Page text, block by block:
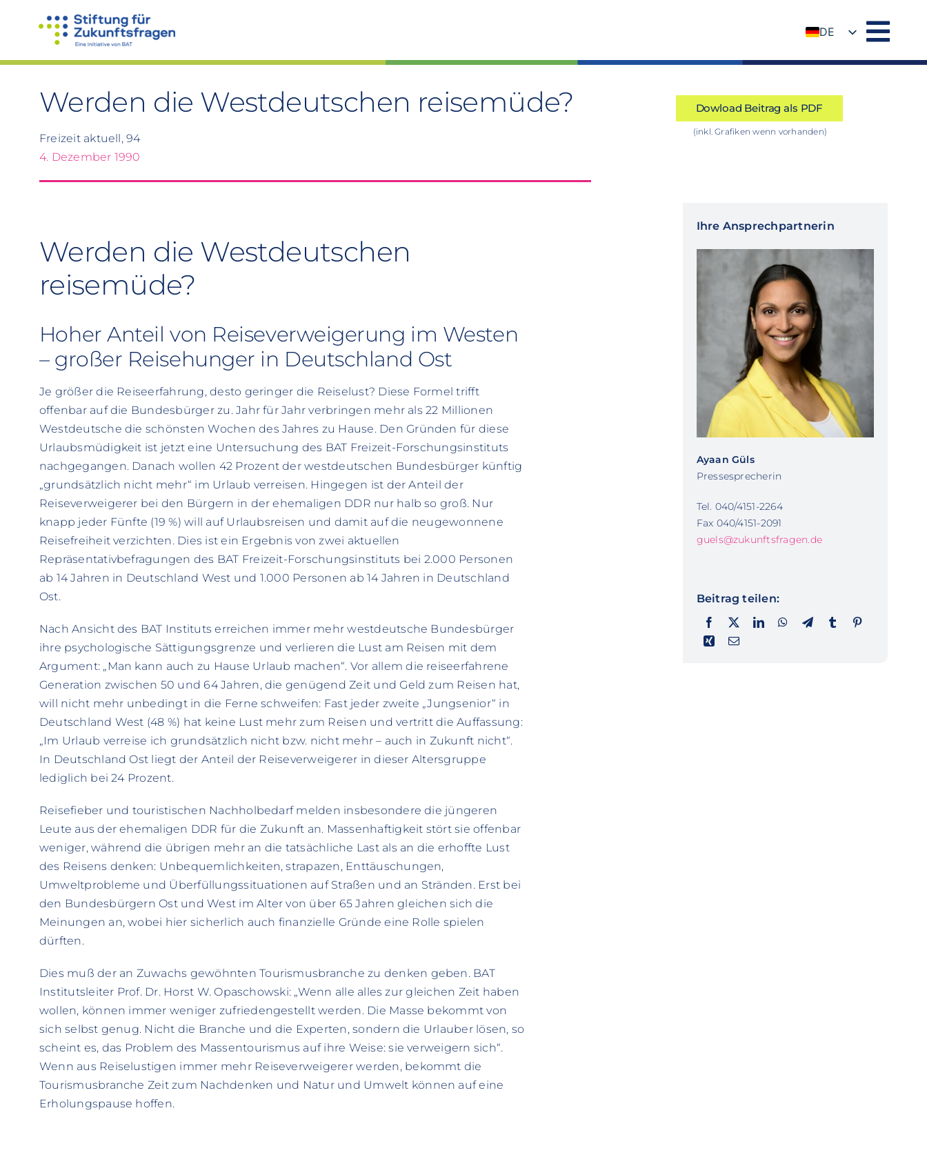
DE
Werden die Westdeutschen reisemüde?
Freizeit aktuell, 94
4. Dezember 1990
Dowload Beitrag als PDF
(inkl. Grafiken wenn vorhanden)
Werden die Westdeutschen
reisemüde?
Hoher Anteil von Reiseverweigerung im Westen
– großer Reisehunger in Deutschland Ost
Je größer die Reiseerfahrung, desto geringer die Reiselust? Diese Formel trifft
offenbar auf die Bundesbürger zu. Jahr für Jahr verbringen mehr als 22 Millionen
Westdeutsche die schönsten Wochen des Jahres zu Hause. Den Gründen für diese
Urlaubsmüdigkeit ist jetzt eine Untersuchung des BAT Freizeit-Forschungsinstituts
nachgegangen. Danach wollen 42 Prozent der westdeutschen Bundesbürger künftig
„grundsätzlich nicht mehr“ im Urlaub verreisen. Hingegen ist der Anteil der
Reiseverweigerer bei den Bürgern in der ehemaligen DDR nur halb so groß. Nur
knapp jeder Fünfte (19 %) will auf Urlaubsreisen und damit auf die neugewonnene
Reisefreiheit verzichten. Dies ist ein Ergebnis von zwei aktuellen
Repräsentativbefragungen des BAT Freizeit-Forschungsinstituts bei 2.000 Personen
ab 14 Jahren in Deutschland West und 1.000 Personen ab 14 Jahren in Deutschland
Ost.
Nach Ansicht des BAT Instituts erreichen immer mehr westdeutsche Bundesbürger
ihre psychologische Sättigungsgrenze und verlieren die Lust am Reisen mit dem
Argument: „Man kann auch zu Hause Urlaub machen“. Vor allem die reiseerfahrene
Generation zwischen 50 und 64 Jahren, die genügend Zeit und Geld zum Reisen hat,
will nicht mehr unbedingt in die Ferne schweifen: Fast jeder zweite „Jungsenior“ in
Deutschland West (48 %) hat keine Lust mehr zum Reisen und vertritt die Auffassung:
„Im Urlaub verreise ich grundsätzlich nicht bzw. nicht mehr – auch in Zukunft nicht“.
In Deutschland Ost liegt der Anteil der Reiseverweigerer in dieser Altersgruppe
lediglich bei 24 Prozent.
Reisefieber und touristischen Nachholbedarf melden insbesondere die jüngeren
Leute aus der ehemaligen DDR für die Zukunft an. Massenhaftigkeit stört sie offenbar
weniger, während die übrigen mehr an die tatsächliche Last als an die erhoffte Lust
des Reisens denken: Unbequemlichkeiten, strapazen, Enttäuschungen,
Umweltprobleme und Überfüllungssituationen auf Straßen und an Stränden. Erst bei
den Bundesbürgern Ost und West im Alter von über 65 Jahren gleichen sich die
Meinungen an, wobei hier sicherlich auch finanzielle Gründe eine Rolle spielen
dürften.
Dies muß der an Zuwachs gewöhnten Tourismusbranche zu denken geben. BAT
Institutsleiter Prof. Dr. Horst W. Opaschowski: „Wenn alle alles zur gleichen Zeit haben
wollen, können immer weniger zufriedengestellt werden. Die Masse bekommt von
sich selbst genug. Nicht die Branche und die Experten, sondern die Urlauber lösen, so
scheint es, das Problem des Massentourismus auf ihre Weise: sie verweigern sich“.
Wenn aus Reiselustigen immer mehr Reiseverweigerer werden, bekommt die
Tourismusbranche Zeit zum Nachdenken und Natur und Umwelt können auf eine
Erholungspause hoffen.
Ihre Ansprechpartnerin
Ayaan Güls
Pressesprecherin
Tel. 040/4151-2264
Fax 040/4151-2091
guels@zukunftsfragen.de
Beitrag teilen: